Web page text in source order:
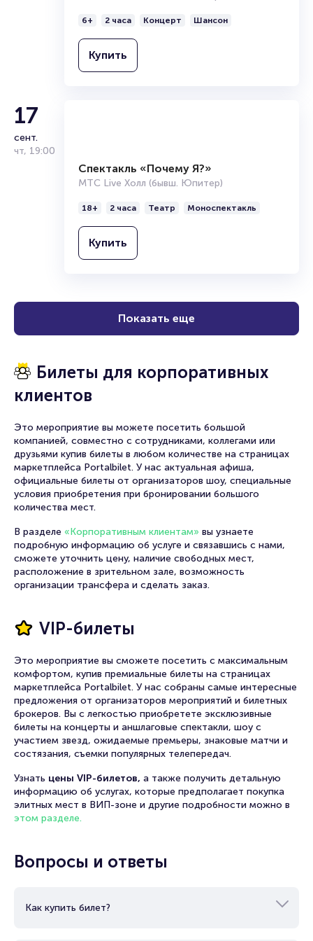
Концерт Александра Розенбаума
6+ 2 часа
17
Спектакль «Почему Я?»
18+ 2 часа
клиентов
Это мероприятие вы можете посетить большой
компанией, совместно с сотрудниками, коллегами или
друзьями купив билеты в любом количестве на страницах
маркетплейса Portalbilet. У нас актуальная афиша,
условия приобретения при бронировании большого
количества мест.
В разделе «Корпоративным клиентам» вы узнаете
подробную информацию об услуге и связавшись с нами,
организации трансфера и сделать заказ.
VIP-билеты
Это мероприятие вы сможете посетить с максимальным
комфортом, купив премиальные билеты на страницах
маркетплейса Portalbilet. У нас собраны самые интересные
предложения от организаторов мероприятий и билетных
брокеров. Вы с легкостью приобретете эксклюзивные
участием звезд, ожидаемые премьеры, знаковые матчи и
состязания, съемки популярных телепередач.
Узнать цены VIP-билетов,
этом разделе.